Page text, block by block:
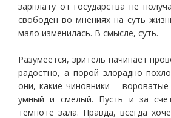
зарплату от государства не
свободен во мнениях на суть
мало изменилась. В смысле, суть.
Разумеется, зритель начинает
радостно, а порой злорадно
они, какие чиновники –
умный и смелый. Пусть и за
темноте зала. Правда, всегда